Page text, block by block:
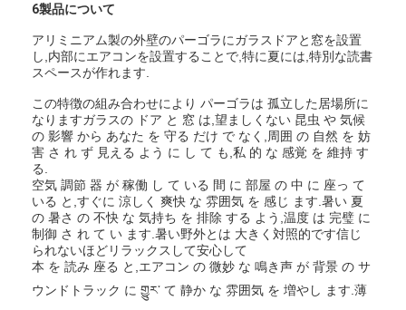
6製品について
アリミニアム製の外壁のパーゴラにガラスドアと窓を設置
し,内部にエアコンを設置することで,特に夏には,特別な読書
スペースが作れます.
この特徴の組み合わせにより パーゴラは 孤立した居場所に
なりますガラスの ドア と 窓 は,望ましくない 昆虫 や 気候
の 影響 から あなた を 守る だけ で なく,周囲 の 自然 を 妨
害 さ れ ず 見える よう に し て も,私 的 な 感覚 を 維持 す
る.
空気 調節 器 が 稼働 し て いる 間 に 部屋 の 中 に 座っ て
いる と,すぐに 涼しく 爽快 な 雰囲気 を 感じ ます.暑い 夏
の 暑さ の 不快 な 気持ち を 排除 する よう,温度 は 完璧 に
制御 さ れ て い ます.暑い野外とは 大きく対照的です信じ
られないほどリラックスして安心して
本 を 読み 座る と,エアコン の 微妙 な 鳴き声 が 背景 の サ
ウンドトラック に གྱུར་ て 静か な 雰囲気 を 増やし ます.薄